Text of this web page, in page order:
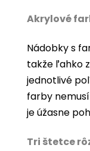
Akrylové
Nádobky s
takže ľahko
jednotlivé
farby
je úžasne
Tri štetce